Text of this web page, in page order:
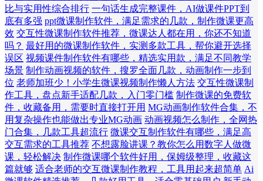
比与实用性综合排行 一句话生成完整课件，AI做课件PPT到
底有多强 ppt微课制作软件，满足需求的几款，制作微课更高
效 交互性微课制作软件推荐，微课达人都在用，你还不知道
吗？ 最好用的微课制作软件，实测多款工具，帮你避开选择
误区 视频课件制作软件有哪些，精选实用款，满足不同教学
场景 制作动画视频的软件，搜罗全面几款，动画制作一步到
位 老师加班少！小学生微课视频制作懒人方法 交互性微课制
作工具，盘点新手适配几款，入门零门槛 制作微课的免费软
件，收藏备用，需要时直接打开用 MG动画制作软件合集，不
用复杂操作也能做出专业MG动画 动画视频怎么制作，全网热
门合集，几款工具超流行 微课交互制作软件有哪些，满足高
交互需求的工具推荐 不想露脸讲课？教你怎么用数字人做微
课，轻松解决 制作微课哪个软件好用，保姆级整理，收藏这
篇就够 适合老师的交互微课制作教程，工具用起来超简单 Ai